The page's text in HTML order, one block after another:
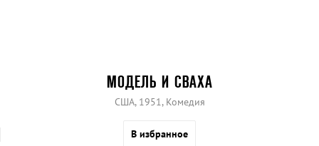
МОДЕЛЬ И СВАХА
США, 1951, Комедия
В избранное